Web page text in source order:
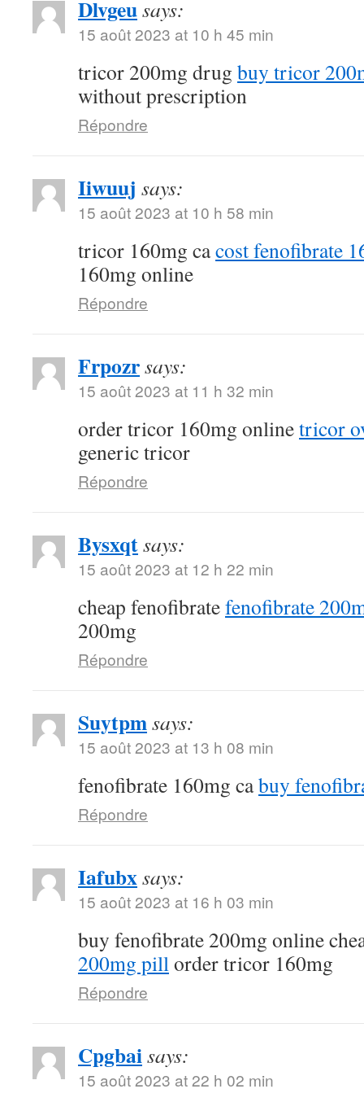
Dlvgeusays:
15 août 2023 at 10 h 45 min
tricor 200mg drug buy tricor
without prescription
Répondre
Iiwuuj says:
15 août 2023 at 10 h 58 min
tricor 160mg cacost fenofibrate
160mg online
Répondre
Frpozrsays:
15 août 2023 at 11 h 32 min
order tricor 160mg onlinetricor
generic tricor
Répondre
Bysxqtsays:
15 août 2023 at 12 h 22 min
cheap fenofibratefenofibrate
200mg
Répondre
Suytpmsays:
15 août 2023 at 13 h 08 min
fenofibrate 160mg cabuy
Répondre
Iafubxsays:
15 août 2023 at 16 h 03 min
buy fenofibrate 200mg online
200mg pill order tricor 160mg
Répondre
Cpgbaisays:
15 août 2023 at 22 h 02 min